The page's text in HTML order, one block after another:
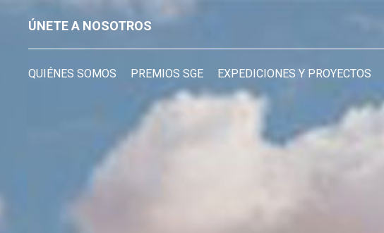
ÚNETE A NOSOTROS
QUIÉNES SOMOS PREMIOS SGE EXPEDICIONES Y PROYECTOS